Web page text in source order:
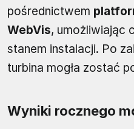
pośrednictwem
WebVis, umożliwiając
stanem instalacji. Po
turbina mogła zostać
Wyniki rocznego